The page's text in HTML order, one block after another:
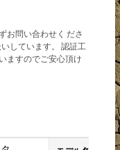
お問い合わせく ださ
しています。 認証工
ますのでご安心頂け